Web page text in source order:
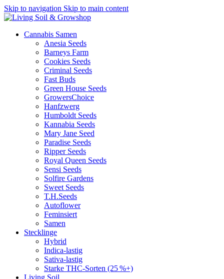
Skip to navigation Skip to main content
Cannabis Samen
Anesia Seeds
Barneys Farm
Cookies Seeds
Criminal Seeds
Fast Buds
Green House Seeds
GrowersChoice
Hanfzwerg
Humboldt Seeds
Kannabia Seeds
Mary Jane Seed
Paradise Seeds
Ripper Seeds
Royal Queen Seeds
Sensi Seeds
Solfire Gardens
Sweet Seeds
T.H.Seeds
Autoflower
Feminsiert
Samen
Stecklinge
Hybrid
Indica-lastig
Sativa-lastig
Starke THC-Sorten (25 %+)
Living Soil